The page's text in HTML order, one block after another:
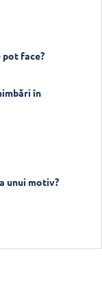
pot face?
în
unui motiv?